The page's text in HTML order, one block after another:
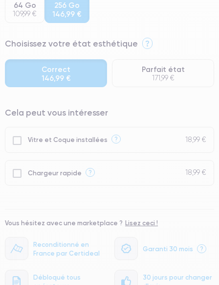
Reconditionné en
France par Certideal
Garanti 30 mois ?
Débloqué tous
30 jours pour changer
64 Go
109,99 €
256 Go
146,99 €
Choisissez votre état esthétique ?
Correct
146,99 €
Parfait état
171,99 €
⭐ Premium
● Batterie : usage intensif.
Cela peut vous intéresser
Vitre et Coque installées ? 18,99 €
Chargeur rapide ? 18,99 €
Vous hésitez avec une marketplace ? Lisez ceci !